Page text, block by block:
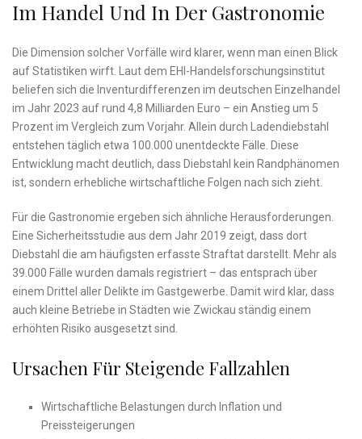
Im Handel Und In Der Gastronomie
Die Dimension solcher Vorfälle wird klarer, wenn man einen Blick
auf Statistiken wirft. Laut dem EHI-Handelsforschungsinstitut
beliefen sich die Inventurdifferenzen im deutschen Einzelhandel
im Jahr 2023 auf rund 4,8 Milliarden Euro – ein Anstieg um 5
Prozent im Vergleich zum Vorjahr. Allein durch Ladendiebstahl
entstehen täglich etwa 100.000 unentdeckte Fälle. Diese
Entwicklung macht deutlich, dass Diebstahl kein Randphänomen
ist, sondern erhebliche wirtschaftliche Folgen nach sich zieht.
Für die Gastronomie ergeben sich ähnliche Herausforderungen.
Eine Sicherheitsstudie aus dem Jahr 2019 zeigt, dass dort
Diebstahl die am häufigsten erfasste Straftat darstellt. Mehr als
39.000 Fälle wurden damals registriert – das entsprach über
einem Drittel aller Delikte im Gastgewerbe. Damit wird klar, dass
auch kleine Betriebe in Städten wie Zwickau ständig einem
erhöhten Risiko ausgesetzt sind.
Ursachen Für Steigende Fallzahlen
Wirtschaftliche Belastungen durch Inflation und
Preissteigerungen